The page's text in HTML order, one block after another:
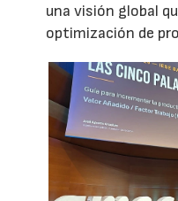
una visión global
optimización de